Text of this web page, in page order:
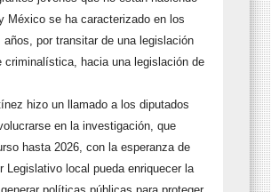
México se ha caracterizado en los
por transitar de una legislación
criminalística, hacia una legislación de
hizo un llamado a los diputados
en la investigación, que
hasta 2026, con la esperanza de
Legislativo local pueda enriquecer la
políticas públicas para proteger